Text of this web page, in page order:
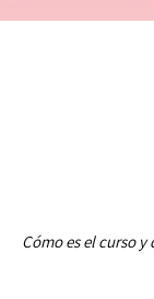
Cómo es el curso